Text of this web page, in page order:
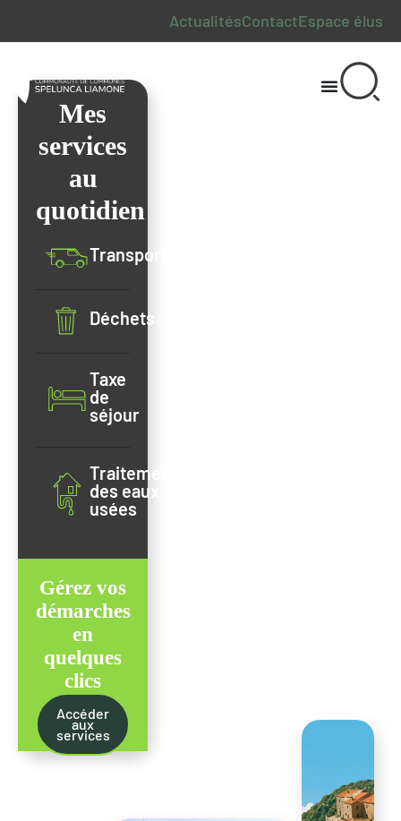
ActualitésContactEspace élus
Mes
services
au
quotidien
Transport
Déchets
Taxe
de
séjour
Traitement
des eaux
usées
Gérez vos
démarches
en
quelques
clics
Accéder
aux
services